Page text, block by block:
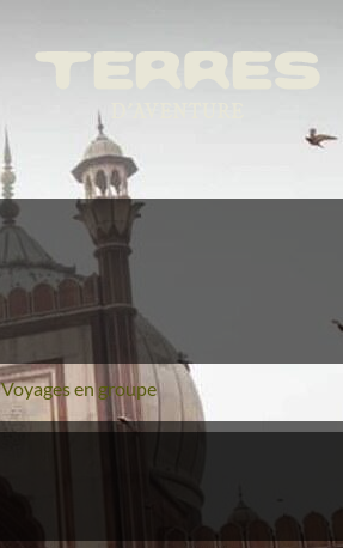
Voyages en groupe